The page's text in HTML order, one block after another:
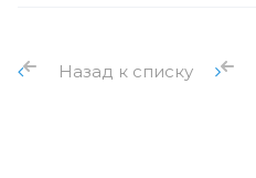
Назад к списку